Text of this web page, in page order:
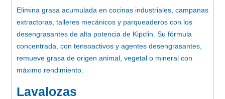
Elimina grasa acumulada en cocinas industriales, campanas
extractoras, talleres mecánicos y parqueaderos con los
desengrasantes de alta potencia de Kipclin. Su fórmula
concentrada, con tensoactivos y agentes desengrasantes,
remueve grasa de origen animal, vegetal o mineral con
máximo rendimiento.
Lavalozas